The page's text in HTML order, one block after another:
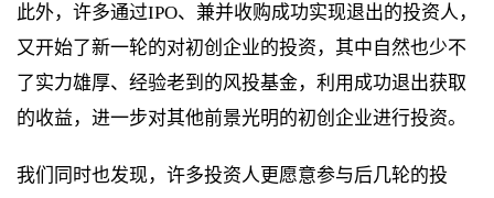
此外，许多通过IPO、兼并收购成功实现退出的投资人，
又开始了新一轮的对初创企业的投资，其中自然也少不
了实力雄厚、经验老到的风投基金，利用成功退出获取
的收益，进一步对其他前景光明的初创企业进行投资。
我们同时也发现，许多投资人更愿意参与后几轮的投